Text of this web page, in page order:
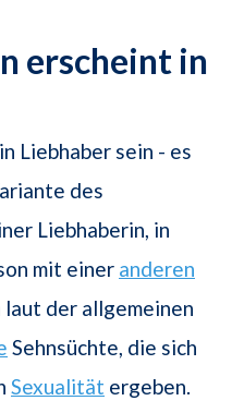
erscheint in
Liebhaber sein - es
des
Liebhaberin, in
mit einer anderen
laut der allgemeinen
Sehnsüchte, die sich
Sexualität ergeben.